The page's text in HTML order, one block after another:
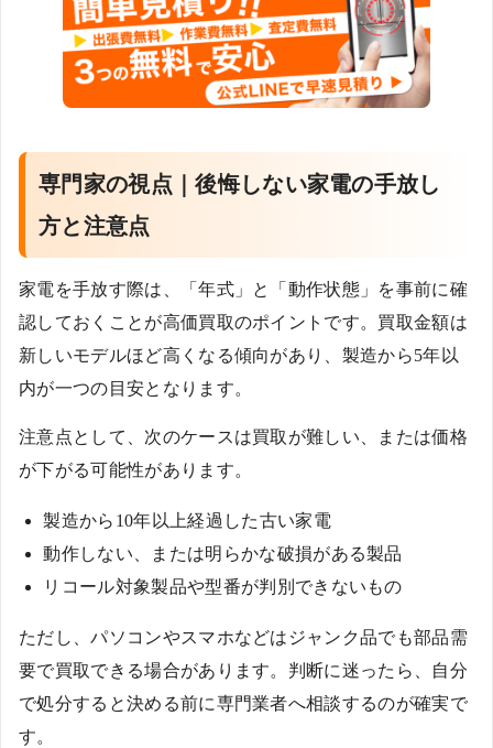
専門家の視点｜後悔しない家電の手放し
方と注意点
家電を手放す際は、「年式」と「動作状態」を事前に確
認しておくことが高価買取のポイントです。買取金額は
新しいモデルほど高くなる傾向があり、製造から5年以
内が一つの目安となります。
注意点として、次のケースは買取が難しい、または価格
が下がる可能性があります。
製造から10年以上経過した古い家電
動作しない、または明らかな破損がある製品
リコール対象製品や型番が判別できないもの
ただし、パソコンやスマホなどはジャンク品でも部品需
要で買取できる場合があります。判断に迷ったら、自分
で処分すると決める前に専門業者へ相談するのが確実で
す。